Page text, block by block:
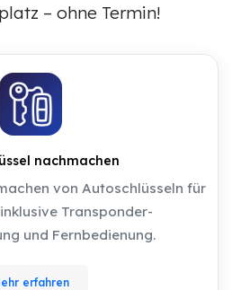
– ohne Termin!
nachmachen
von Autoschlüsseln für
Transponder-
und Fernbedienung.
erfahren